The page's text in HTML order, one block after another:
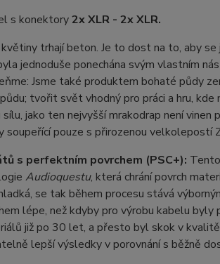
s konektory2x XLR - 2x XLR.
trhají beton. Je to dost na to, aby
jednoduše ponechána svým vlastním
Jsme také produktem bohaté půdy
tvořit svět vhodný pro práci a hru,
jako ten nejvyšší mrakodrap není
pouze s přirozenou velkolepostí
s perfektním povrchem (PSC+):
Audioquestu, která chrání povrch
se tak během procesu stává
lépe, než kdyby pro výrobu kabelu byly
již po 30 let, a přesto byl skok v
lepší výsledky v porovnání s běžně